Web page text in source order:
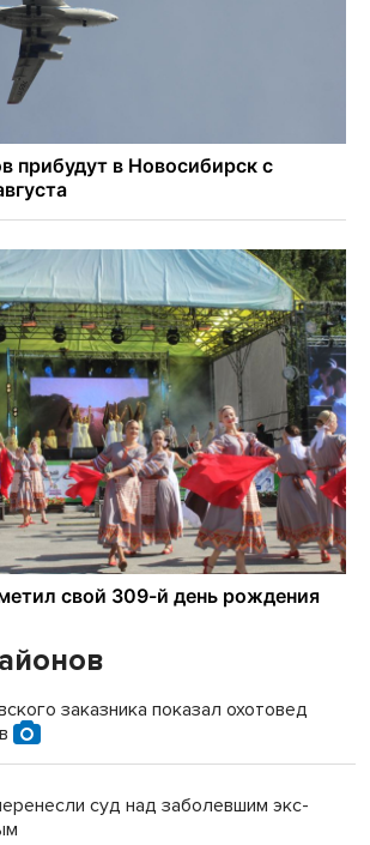
заказника показал охотовед
суд над заболевшим экс-